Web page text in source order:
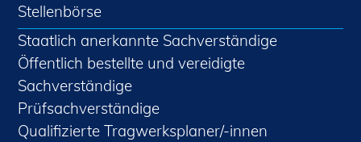
Stellenbörse
Staatlich anerkannte Sachverständige
Öffentlich bestellte und vereidigte
Sachverständige
Prüfsachverständige
Qualifizierte Tragwerksplaner/-innen